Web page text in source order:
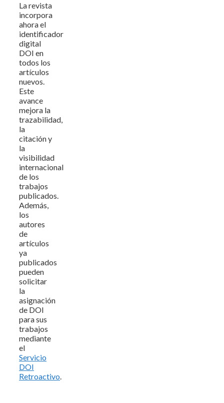
La revista
incorpora
ahora el
identificador
digital
DOI en
todos los
artículos
nuevos.
Este
avance
mejora la
trazabilidad,
la
citación y
la
visibilidad
internacional
de los
trabajos
publicados.
Además,
los
autores
de
artículos
ya
publicados
pueden
solicitar
la
asignación
de DOI
para sus
trabajos
mediante
el
Servicio
DOI
Retroactivo.